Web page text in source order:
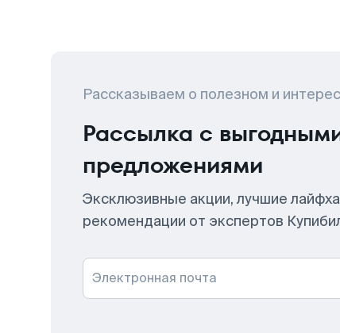
Рассказываем о полезном и
Рассылка с
предложениями
Эксклюзивные акции, лучшие
рекомендации от экспертов
Электронная почта